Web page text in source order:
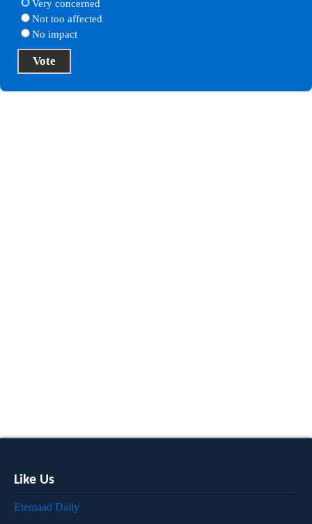
Very concerned
Not too affected
No impact
Like Us
Etemaad Daily